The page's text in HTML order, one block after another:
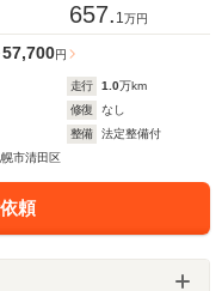
657. 1万円
57,700円
走行 1.0万km
修復
なし
整備
法定整備付
市清田区
頼